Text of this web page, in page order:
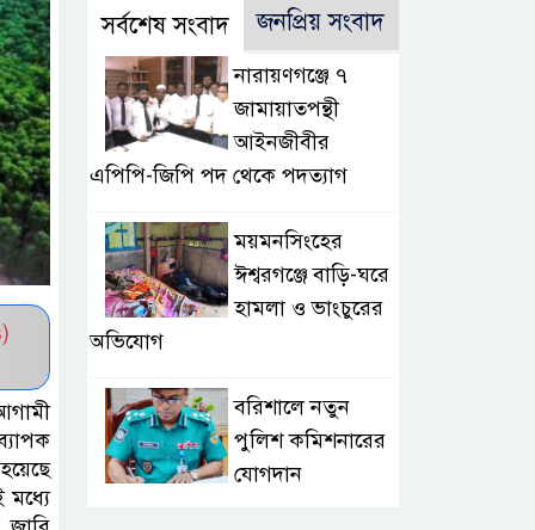
মধ্যে
সর্বশেষ সংবাদ জনপ্রিয় সংবাদ
নারায়ণগঞ্জে ৭
জামায়াতপন্থী
আইনজীবীর
এপিপি-জিপি পদ থেকে পদত্যাগ
ময়মনসিংহের
ঈশ্বরগঞ্জে বাড়ি-ঘরে
হামলা ও ভাংচুরের
অভিযোগ
বরিশালে নতুন
পুলিশ কমিশনারের
যোগদান